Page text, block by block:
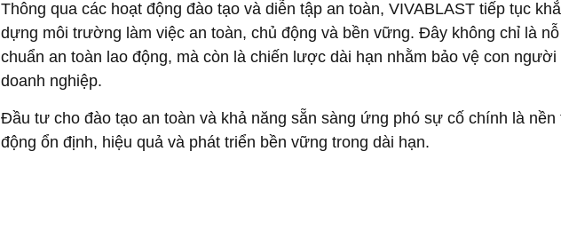
Thông qua các hoạt động đào tạo và diễn tập an toàn, VIVABLAST tiếp tục
dựng môi trường làm việc an toàn, chủ động và bền vững. Đây không chỉ là
chuẩn an toàn lao động, mà còn là chiến lược dài hạn nhằm bảo vệ con
doanh nghiệp.
Đầu tư cho đào tạo an toàn và khả năng sẵn sàng ứng phó sự cố chính là nền
động ổn định, hiệu quả và phát triển bền vững trong dài hạn.